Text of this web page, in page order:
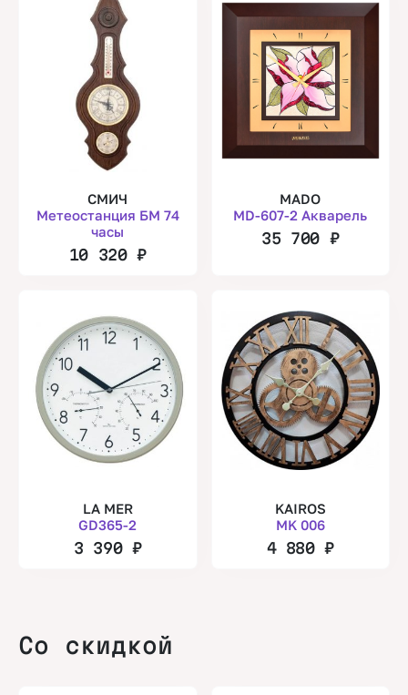
СМИЧ
Метеостанция БМ 74
часы
10 320₽
MADO
MD-607-2 Акварель
35 700 ₽
LA MER
GD365-2
3 390 ₽
KAIROS
MK 006
4 880₽
Со скидкой